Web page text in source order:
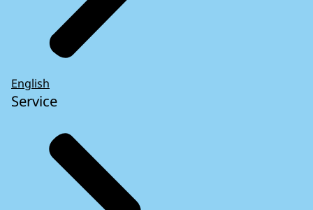
English
Service